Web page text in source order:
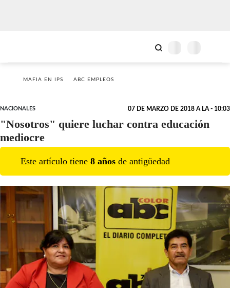
MAFIA EN IPS ABC EMPLEOS
NACIONALES 07 DE MARZO DE 2018 A LA - 10:03
"Nosotros" quiere luchar contra educación
mediocre
Este artículo tiene 8 años de antigüedad